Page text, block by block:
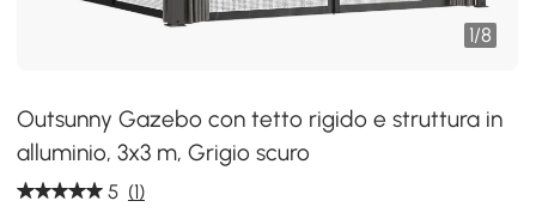
1/8
Outsunny Gazebo con tetto rigido e struttura in
alluminio, 3x3 m, Grigio scuro
5 (1)